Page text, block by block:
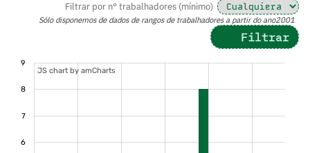
Filtrar por n° trabalhadores (mínimo)
Sólo disponemos de dados de rangos de trabalhadores a partir do ano2001
Filtrar
6
7
8
9
JS chart by amCharts